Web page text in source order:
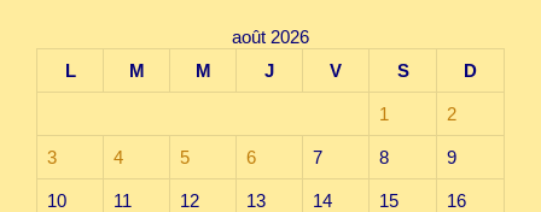
août 2026
L
M M J V S D
1 2
3 4 5 6 7 8 9
10 11 12 13 14 15 16